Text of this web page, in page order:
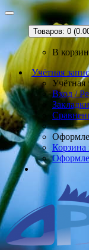
Товаров: 0
В
Учётная
Учётная
Вход /
Корзина